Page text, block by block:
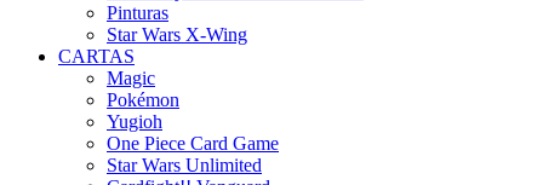
Pinturas
Star Wars X-Wing
CARTAS
Magic
Pokémon
Yugioh
One Piece Card Game
Star Wars Unlimited